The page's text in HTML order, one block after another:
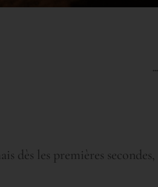
dès les premières secondes,
...